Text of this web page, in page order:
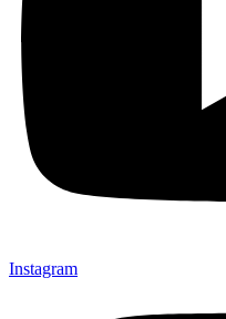
Instagram